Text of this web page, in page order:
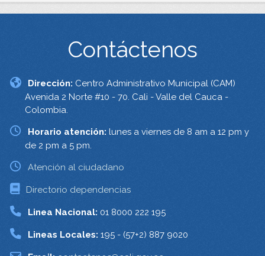
Contáctenos
Dirección: Centro Administrativo Municipal (CAM)
Avenida 2 Norte #10 - 70. Cali - Valle del Cauca -
Colombia.
Horario atención: lunes a viernes de 8 am a 12 pm y
de 2 pm a 5 pm.
Atención al ciudadano
Directorio dependencias
Linea Nacional: 01 8000 222 195
Lineas Locales: 195 - (57+2) 887 9020